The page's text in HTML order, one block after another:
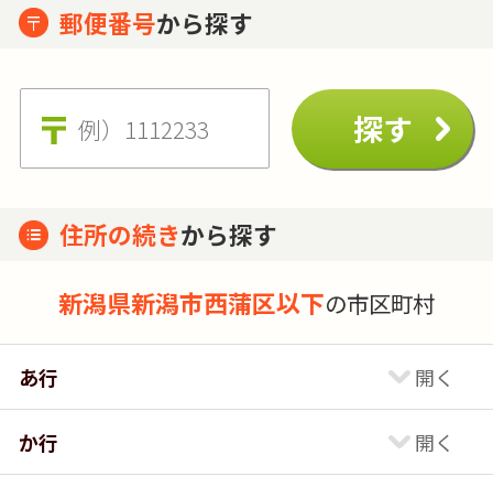
郵便番号から探す
住所の続きから探す
新潟県新潟市西蒲区以下の市区町村
あ行
か行